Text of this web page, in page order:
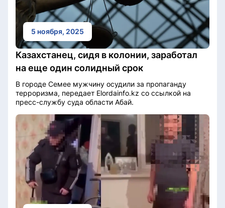
5 ноября, 2025
Казахстанец, сидя в колонии, заработал
на еще один солидный срок
В городе Семее мужчину осудили за пропаганду
терроризма, передает Elordainfo.kz со ссылкой на
пресс-службу суда области Абай.